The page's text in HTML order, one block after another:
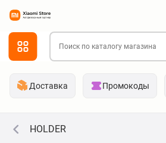
Доставка Промокоды
HOLDER